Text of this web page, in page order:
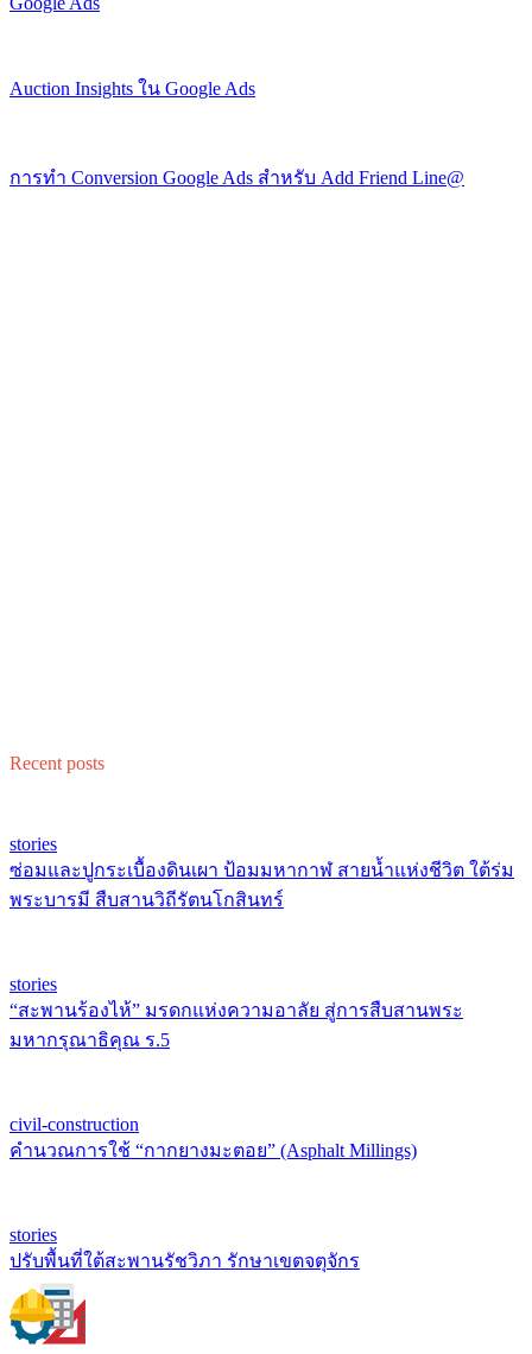
Auction Insights ใน Google Ads
การทำ Conversion Google Ads สำหรับ Add Friend Line@
Recent posts
stories
ซ่อมและปูกระเบื้องดินเผา ป้อมมหากาฬ สายน้ำแห่งชีวิต ใต้ร่ม
พระบารมี สืบสานวิถีรัตนโกสินทร์
stories
“สะพานร้องไห้” มรดกแห่งความอาลัย สู่การสืบสานพระ
มหากรุณาธิคุณ ร.5
civil-construction
คำนวณการใช้ “กากยางมะตอย” (Asphalt Millings)
stories
ปรับพื้นที่ใต้สะพานรัชวิภา รักษาเขตจตุจักร